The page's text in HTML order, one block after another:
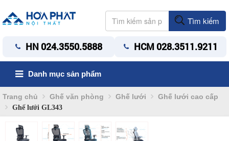
Tìm kiếm
HN 024.3550.5888 HCM 028.3511.9211
Danh mục sản phẩm
Trang chủ Ghế văn phòng Ghế lưới Ghế lưới cao cấp
Ghế lưới GL343